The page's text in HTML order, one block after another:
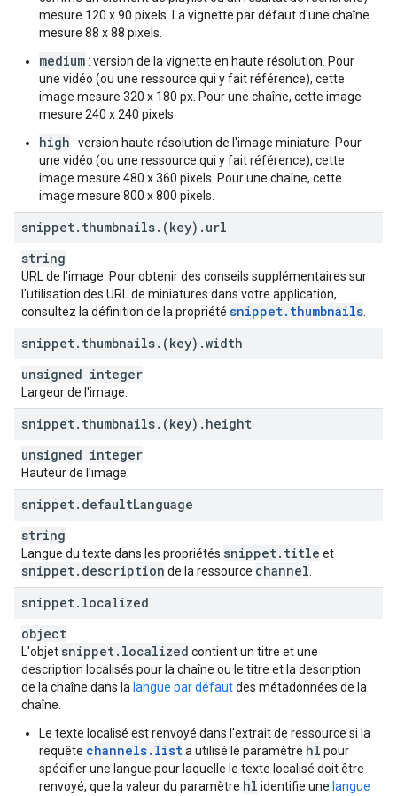
mesure 120 x 90 pixels. La vignette par défaut d'une chaîne
mesure 88 x 88 pixels.
medium: version de la vignette en haute résolution. Pour
une vidéo (ou une ressource qui y fait référence), cette
image mesure 320 x 180 px. Pour une chaîne, cette image
mesure 240 x 240 pixels.
high : version haute résolution de l'image miniature. Pour
une vidéo (ou une ressource qui y fait référence), cette
image mesure 480 x 360 pixels. Pour une chaîne, cette
image mesure 800 x 800 pixels.
snippet. thumbnails. (key) . url
string
URL de l'image. Pour obtenir des conseils supplémentaires sur
l'utilisation des URL de miniatures dans votre application,
consultez la définition de la propriété snippet. thumbnails
snippet. thumbnails. (key) .width
unsigned integer
Largeur de l'image.
snippet. thumbnails. (key) . height
unsigned integer
Hauteur de l'image.
snippet. defaultLanguage
string
Langue du texte dans les propriétés snippet. title et
snippet. description de la ressource channel
snippet. localized
object
L'objet snippet. localized contient un titre et une
description localisés pour la chaîne ou le titre et la description
de la chaîne dans la langue par défautdes métadonnées de la
chaîne.
Le texte localisé est renvoyé dans l'extrait de ressource si la
requête channels.lista utilisé le paramètre hl pour
spécifier une langue pour laquelle le texte localisé doit être
renvoyé, que la valeur du paramètre hl identifie une langue